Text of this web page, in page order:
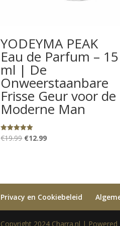
YODEYMA PEAK
Eau de Parfum – 15
ml | De
Onweerstaanbare
Frisse Geur voor de
Moderne Man
Gewaardeerd
5.00
€19.99 Oorspronkelijke
€12.99Huidige
Privacy en Cookiebeleid
Copyright 2024 Charra.nl |